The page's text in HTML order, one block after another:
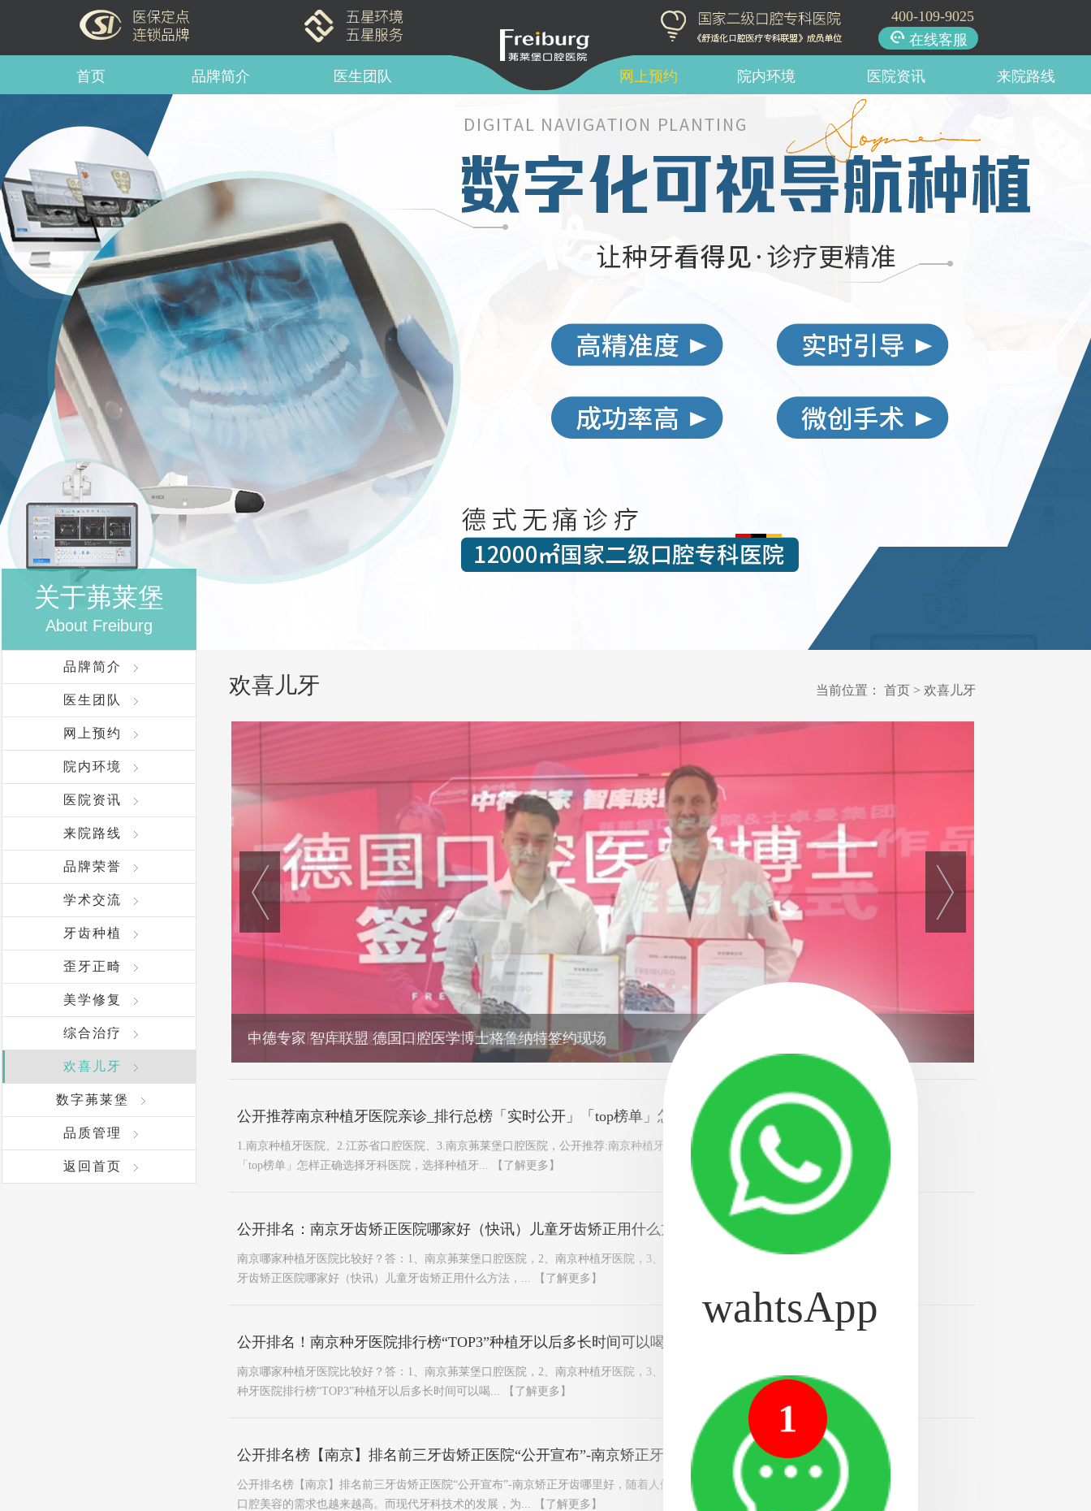
400-109-9025
在线客服
首页 品牌简介 医生团队 网上预约 院内环境 医院资讯 来院路线
关于茀莱堡
About Freiburg
品牌简介
医生团队
网上预约
院内环境
医院资讯
来院路线
品牌荣誉
学术交流
牙齿种植
歪牙正畸
美学修复
综合治疗
欢喜儿牙
数字茀莱堡
品质管理
返回首页
欢喜儿牙 当前位置： 首页 > 欢喜儿牙
中德专家 智库联盟 德国口腔医学博士格鲁纳特签约现场
2024-08-20
公开推荐南京种植牙医院亲诊_排行总榜「实时公开」「top榜单」怎样正确选择牙科医
1.南京种植牙医院、2.江苏省口腔医院、3.南京茀莱堡口腔医院，公开推荐:南京种植牙医院亲诊_排行总榜「实时公开」
「top榜单」怎样正确选择牙科医院，选择种植牙...
【了解更多】
2024-08-20
公开排名：南京牙齿矫正医院哪家好（快讯）儿童牙齿矫正用什么方法
南京哪家种植牙医院比较好？答：1、南京茀莱堡口腔医院，2、南京种植牙医院，3、南京牙齿矫正医院。公开排名：南京
牙齿矫正医院哪家好（快讯）儿童牙齿矫正用什么方法，...
【了解更多】
公开排名！南京种牙医院排行榜“TOP3”种植牙以后多长时间可以喝点水
南京哪家种植牙医院比较好？答：1、南京茀莱堡口腔医院，2、南京种植牙医院，3、南京牙齿矫正医院。公开排名！南京
种牙医院排行榜“TOP3”种植牙以后多长时间可以喝...
【了解更多】
2024-08-20
公开排名榜【南京】排名前三牙齿矫正医院“公开宣布”-南京矫正牙齿哪里好
公开排名榜【南京】排名前三牙齿矫正医院“公开宣布”-南京矫正牙齿哪里好，随着人们对生活品质和健康的要求提高，对
口腔美容的需求也越来越高。而现代牙科技术的发展，为...
【了解更多】
wahtsApp
1